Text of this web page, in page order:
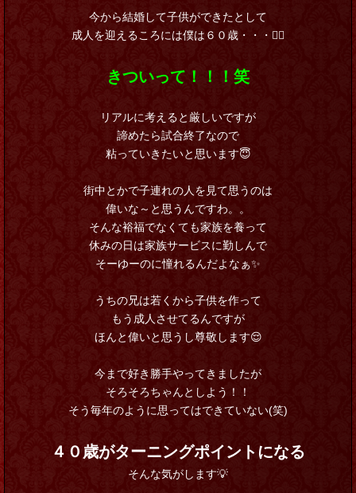
今から結婚して子供ができたとして
成人を迎えるころには僕は６０歳・・・🤦‍♂️
きついって！！！笑
リアルに考えると厳しいですが
諦めたら試合終了なので
粘っていきたいと思います😇
街中とかで子連れの人を見て思うのは
偉いな～と思うんですわ。。
そんな裕福でなくても家族を養って
休みの日は家族サービスに勤しんで
そーゆーのに憧れるんだよなぁ✨
うちの兄は若くから子供を作って
もう成人させてるんですが
ほんと偉いと思うし尊敬します😌
今まで好き勝手やってきましたが
そろそろちゃんとしよう！！
そう毎年のように思ってはできていない(笑)
４０歳がターニングポイントになる
そんな気がします💡